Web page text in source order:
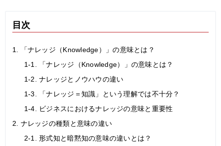
目次
1. 「ナレッジ（Knowledge）」の意味とは？
1-1. 「ナレッジ（Knowledge）」の意味とは？
1-2. ナレッジとノウハウの違い
1-3. 「ナレッジ＝知識」という理解では不十分？
1-4. ビジネスにおけるナレッジの意味と重要性
2. ナレッジの種類と意味の違い
2-1. 形式知と暗黙知の意味の違いとは？